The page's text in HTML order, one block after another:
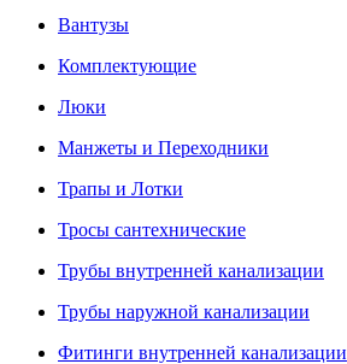
Вантузы
Комплектующие
Люки
Манжеты и Переходники
Трапы и Лотки
Тросы сантехнические
Трубы внутренней канализации
Трубы наружной канализации
Фитинги внутренней канализации